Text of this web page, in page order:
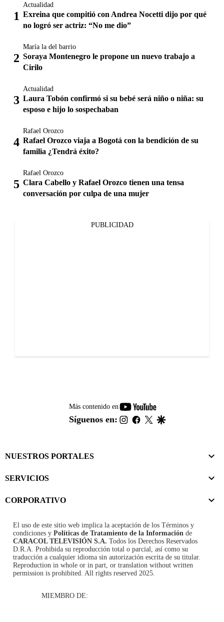
Actualidad
Exreina que compitió con Andrea Nocetti dijo por qué
no logró ser actriz: “No me dio”
María la del barrio
Soraya Montenegro le propone un nuevo trabajo a
Cirilo
Actualidad
Laura Tobón confirmó si su bebé será niño o niña: su
esposo e hijo lo sospechaban
Rafael Orozco
Rafael Orozco viaja a Bogotá con la bendición de su
familia ¿Tendrá éxito?
Rafael Orozco
Clara Cabello y Rafael Orozco tienen una tensa
conversación por culpa de una mujer
PUBLICIDAD
Más contenido en
youtube-
footer
Síguenos en: instagram
facebook
twitter
NUESTROS PORTALES
SERVICIOS
CORPORATIVO
El uso de este sitio web implica la aceptación de los Términos y
condiciones y Políticas de Tratamiento de la Información de
CARACOL TELEVISIÓN S.A. Todos los Derechos Reservados
D.R.A. Prohibida su reproducción total o parcial, así como su
traducción a cualquier idioma sin autorización escrita de su titular.
Reproduction in whole or in part, or translation without written
permission is prohibited. All rights reserved 2025.
MIEMBRO DE: